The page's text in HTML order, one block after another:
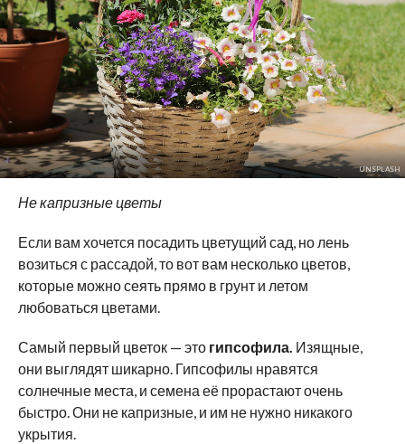
UNSPLASH
Не капризные цветы
Если вам хочется посадить цветущий сад, но лень
возиться с рассадой, то вот вам несколько цветов,
которые можно сеять прямо в грунт и летом
любоваться цветами.
Самый первый цветок — это гипсофила. Изящные,
они выглядят шикарно. Гипсофилы нравятся
солнечные места, и семена её прорастают очень
быстро. Они не капризные, и им не нужно никакого
укрытия.